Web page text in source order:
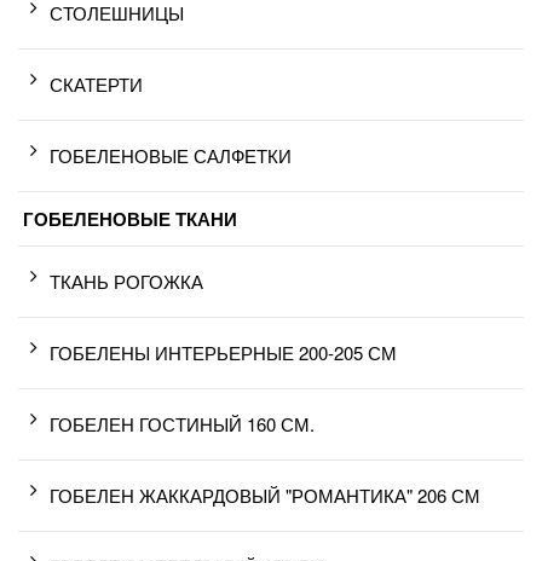
СТОЛЕШНИЦЫ
СКАТЕРТИ
ГОБЕЛЕНОВЫЕ САЛФЕТКИ
ГОБЕЛЕНОВЫЕ ТКАНИ
ТКАНЬ РОГОЖКА
ГОБЕЛЕНЫ ИНТЕРЬЕРНЫЕ 200-205 СМ
ГОБЕЛЕН ГОСТИНЫЙ 160 СМ.
ГОБЕЛЕН ЖАККАРДОВЫЙ "РОМАНТИКА" 206 СМ